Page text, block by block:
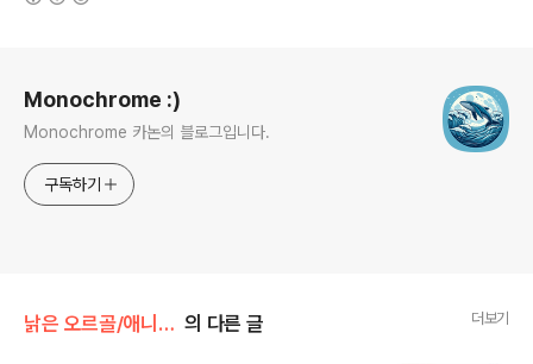
Monochrome :)
Monochrome 카논의 블로그입니다.
구독하기
낡은 오르골/애니메 OST 의 다른 글 더보기